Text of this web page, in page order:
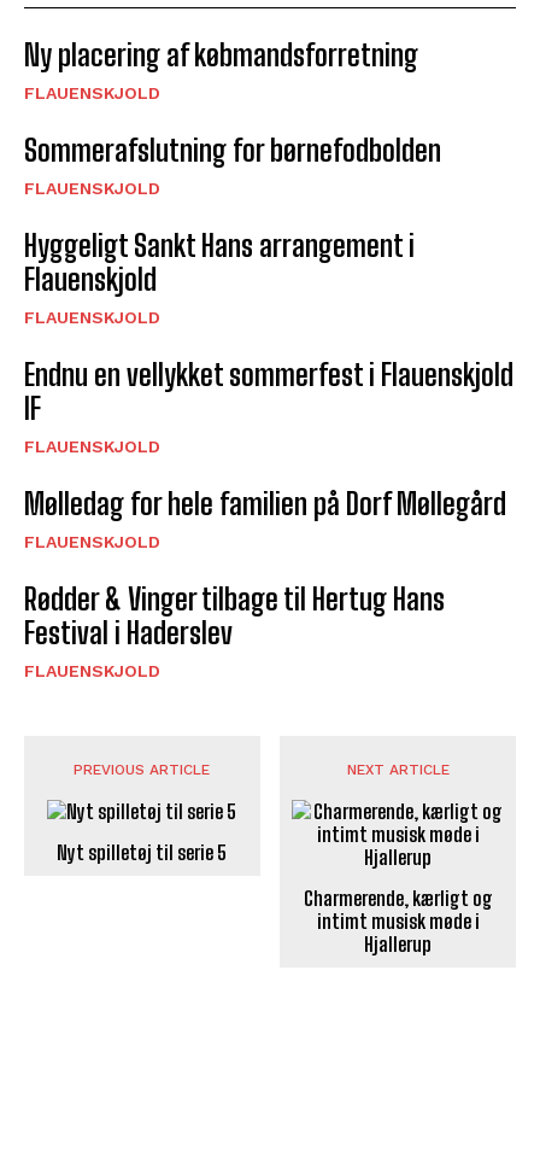
Ny placering af købmandsforretning
FLAUENSKJOLD
Sommerafslutning for børnefodbolden
FLAUENSKJOLD
Hyggeligt Sankt Hans arrangement i
Flauenskjold
FLAUENSKJOLD
Endnu en vellykket sommerfest i Flauenskjold
IF
FLAUENSKJOLD
Mølledag for hele familien på Dorf Møllegård
FLAUENSKJOLD
Rødder & Vinger tilbage til Hertug Hans
Festival i Haderslev
FLAUENSKJOLD
PREVIOUS ARTICLE
Nyt spilletøj til serie 5
NEXT ARTICLE
Charmerende, kærligt og
intimt musisk møde i
Hjallerup